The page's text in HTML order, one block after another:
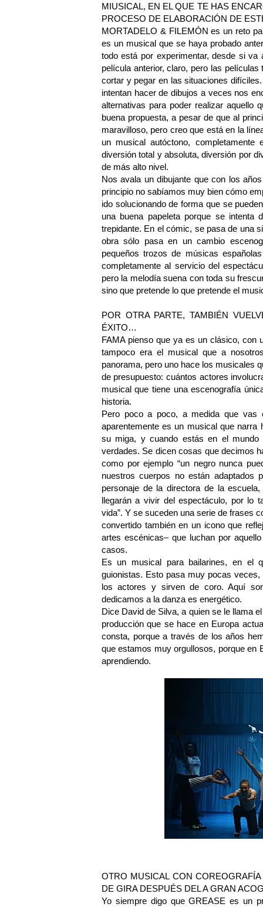
MIUSICAL, EN EL QUE TE HAS
PROCESO DE ELABORACIÓN DE
MORTADELO & FILEMÓN es un reto
es un musical que se haya probado
todo está por experimentar, desde si
película anterior, claro, pero las
cortar y pegar en las situaciones
intentan hacer de dibujos a veces nos
alternativas para poder realizar aquello
buena propuesta, a pesar de que al
maravilloso, pero creo que está en la
un musical autóctono,
diversión total y absoluta, diversión por
de más alto nivel.
Nos avala un dibujante que con los
principio no sabíamos muy bien cómo
ido solucionando de forma que se
una buena papeleta porque se
trepidante. En el cómic, se pasa de una
obra sólo pasa en un cambio
pequeños trozos de músicas
completamente al servicio del
pero la melodía suena con toda su
sino que pretende lo que pretende el
POR OTRA PARTE, TAMBIÉN
ÉXITO…
FAMA pienso que ya es un clásico, con
tampoco era el musical que a
panorama, pero uno hace los musicales
de presupuesto: cuántos actores
musical que tiene una escenografía
historia.
Pero poco a poco, a medida que vas
aparentemente es un musical que
su miga, y cuando estás en el
verdades. Se dicen cosas que decimos
como por ejemplo “un negro nunca
nuestros cuerpos no están adaptados
personaje de la directora de la
llegarán a vivir del espectáculo, por lo
vida”. Y se suceden una serie de frases
convertido también en un icono que
artes escénicas– que luchan por
casos.
Es un musical para bailarines, en el
guionistas. Esto pasa muy pocas
los actores y sirven de coro. Aquí
dedicamos a la danza es energético.
Dice David de Silva, a quien se le llama
producción que se hace en Europa
consta, porque a través de los años
que estamos muy orgullosos, porque en
aprendiendo.
OTRO MUSICAL CON
DE GIRA DESPUÉS DEL A GRAN
Yo siempre digo que GREASE es un